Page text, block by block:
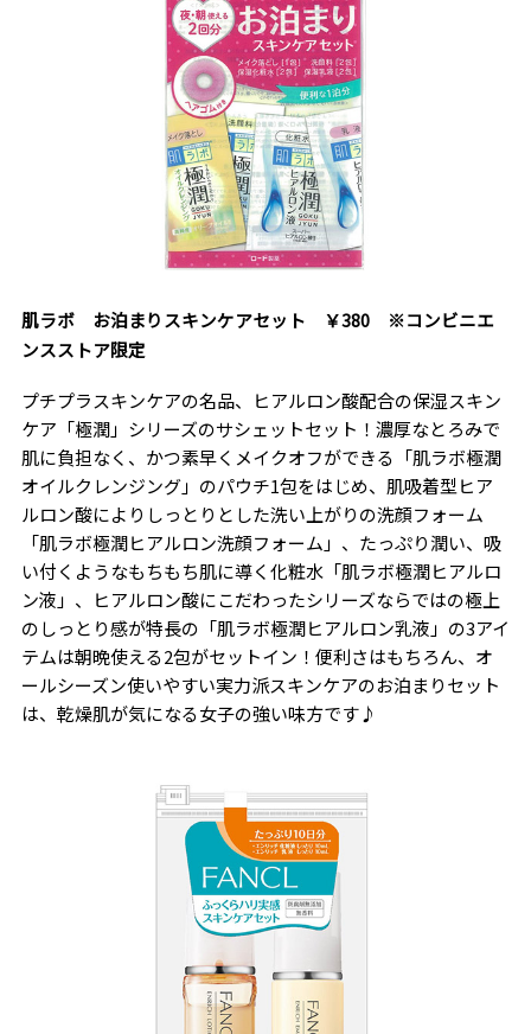
肌ラボ お泊まりスキンケアセット ￥380 ※コンビニエ
ンスストア限定
プチプラスキンケアの名品、ヒアルロン酸配合の保湿スキン
ケア「極潤」シリーズのサシェットセット！濃厚なとろみで
肌に負担なく、かつ素早くメイクオフができる「肌ラボ極潤
オイルクレンジング」のパウチ1包をはじめ、肌吸着型ヒア
ルロン酸によりしっとりとした洗い上がりの洗顔フォーム
「肌ラボ極潤ヒアルロン洗顔フォーム」、たっぷり潤い、吸
い付くようなもちもち肌に導く化粧水「肌ラボ極潤ヒアルロ
ン液」、ヒアルロン酸にこだわったシリーズならではの極上
のしっとり感が特長の「肌ラボ極潤ヒアルロン乳液」の3アイ
テムは朝晩使える2包がセットイン！便利さはもちろん、オ
ールシーズン使いやすい実力派スキンケアのお泊まりセット
は、乾燥肌が気になる女子の強い味方です♪